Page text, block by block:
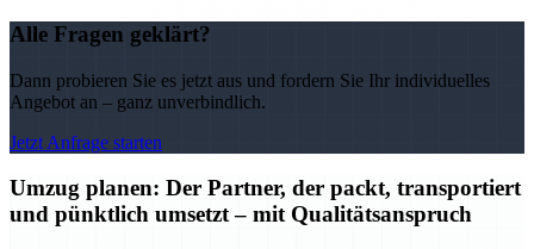
Alle Fragen geklärt?
Dann probieren Sie es jetzt aus und fordern Sie Ihr individuelles
Angebot an – ganz unverbindlich.
Jetzt Anfrage starten
Umzug planen: Der Partner, der packt, transportiert
und pünktlich umsetzt – mit Qualitätsanspruch